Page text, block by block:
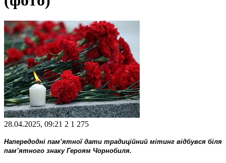
28.04.2025, 09:21 2 1 275
Напередодні пам’ятної дати традиційний мітинг відбувся біля
пам’ятного знаку Героям Чорнобиля.